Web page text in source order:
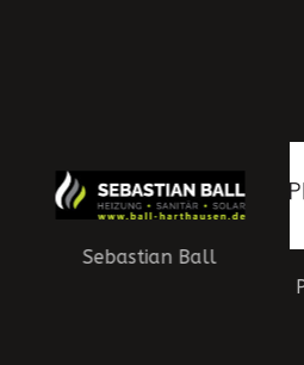
Sebastian Ball